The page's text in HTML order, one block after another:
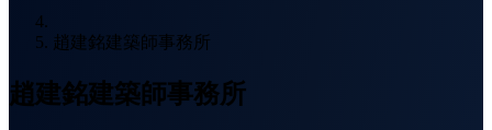
趙建銘建築師事務所
趙建銘建築師事務所